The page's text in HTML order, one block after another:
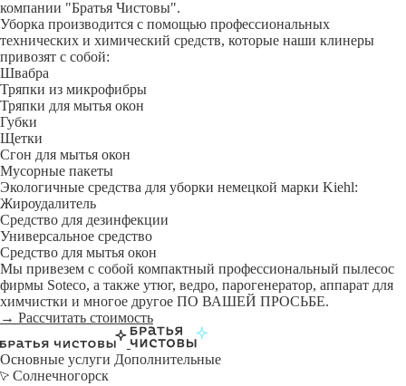
компании "Братья Чистовы".
Уборка производится с помощью профессиональных
технических и химический средств, которые наши клинеры
привозят с собой:
Швабра
Тряпки из микрофибры
Тряпки для мытья окон
Губки
Щетки
Сгон для мытья окон
Мусорные пакеты
Экологичные средства для уборки немецкой марки Kiehl:
Жироудалитель
Средство для дезинфекции
Универсальное средство
Средство для мытья окон
Мы привезем с собой компактный профессиональный пылесос
фирмы Soteco, а также утюг, ведро, парогенератор, аппарат для
химчистки и многое другое ПО ВАШЕЙ ПРОСЬБЕ.
→ Рассчитать стоимость
Основные услуги Дополнительные
Солнечногорск